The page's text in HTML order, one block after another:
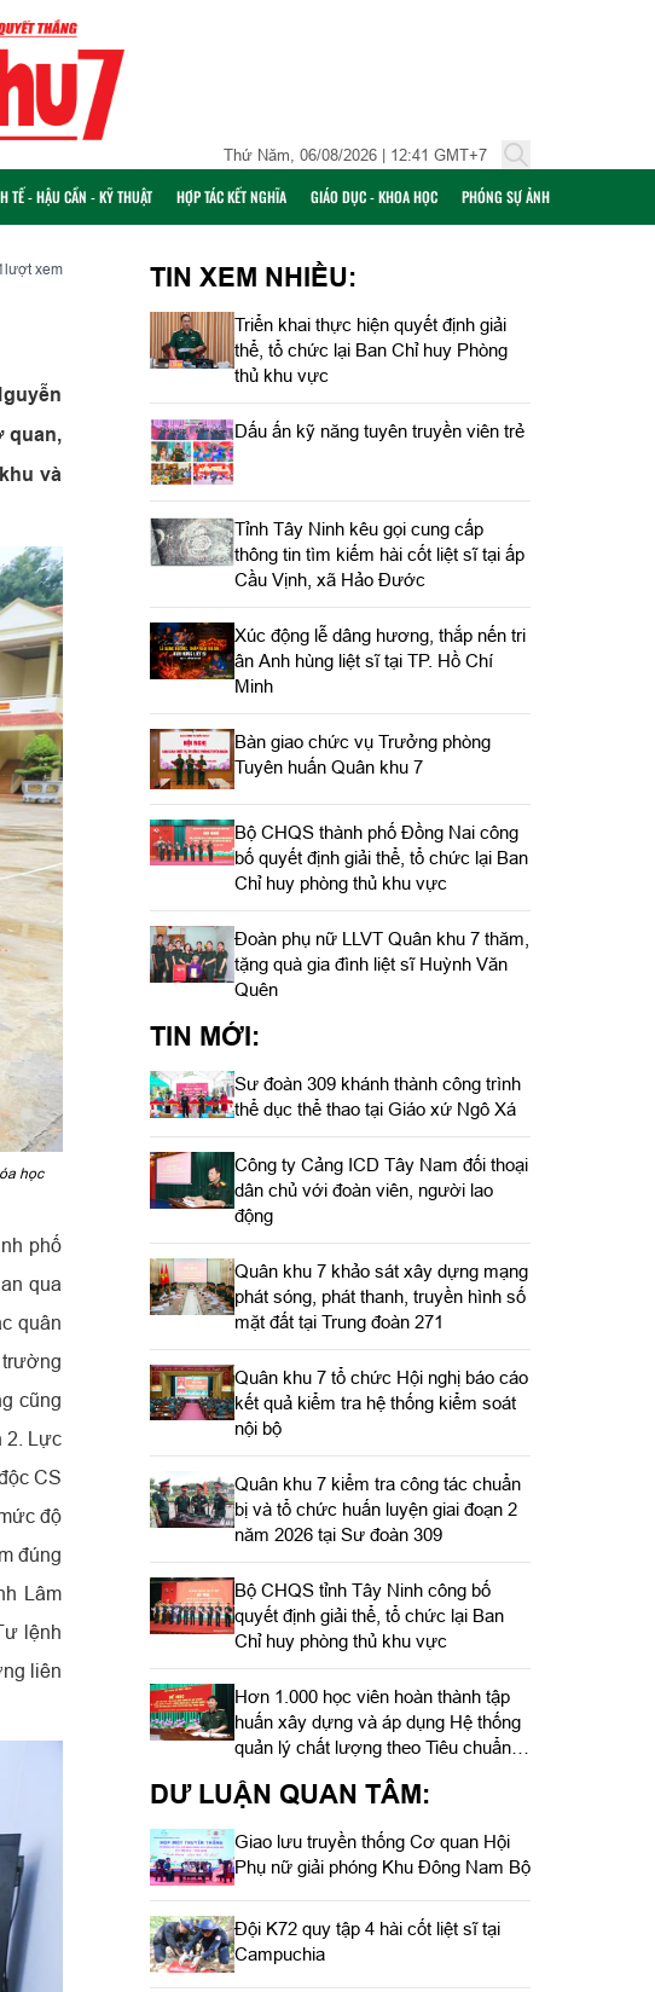
Thứ Năm, 06/08/2026 | 12:41 GMT+7
TẾ - HẬU CẦN - KỸ THUẬT HỢP TÁC KẾT NGHĨA GIÁO DỤC - KHOA HỌC PHÓNG SỰ ẢNH
lượt xem
quan,
và
học
phố
qua
quân
cũng
2. Lực
CS
độ
đúng
Lâm
lệnh
liên
TIN XEM NHIỀU:
Triển khai thực hiện quyết định giải
thể, tổ chức lại Ban Chỉ huy Phòng
thủ khu vực
Dấu ấn kỹ năng tuyên truyền viên trẻ
Tỉnh Tây Ninh kêu gọi cung cấp
thông tin tìm kiếm hài cốt liệt sĩ tại ấp
Cầu Vịnh, xã Hảo Đước
Xúc động lễ dâng hương, thắp nến tri
ân Anh hùng liệt sĩ tại TP. Hồ Chí
Minh
Bàn giao chức vụ Trưởng phòng
Tuyên huấn Quân khu 7
Bộ CHQS thành phố Đồng Nai công
bố quyết định giải thể, tổ chức lại Ban
Chỉ huy phòng thủ khu vực
Đoàn phụ nữ LLVT Quân khu 7 thăm,
tặng quà gia đình liệt sĩ Huỳnh Văn
Quên
TIN MỚI:
Sư đoàn 309 khánh thành công trình
thể dục thể thao tại Giáo xứ Ngô Xá
Công ty Cảng ICD Tây Nam đối thoại
dân chủ với đoàn viên, người lao
động
Quân khu 7 khảo sát xây dựng mạng
phát sóng, phát thanh, truyền hình số
mặt đất tại Trung đoàn 271
Quân khu 7 tổ chức Hội nghị báo cáo
kết quả kiểm tra hệ thống kiểm soát
nội bộ
Quân khu 7 kiểm tra công tác chuẩn
bị và tổ chức huấn luyện giai đoạn 2
năm 2026 tại Sư đoàn 309
Bộ CHQS tỉnh Tây Ninh công bố
quyết định giải thể, tổ chức lại Ban
Chỉ huy phòng thủ khu vực
Hơn 1.000 học viên hoàn thành tập
huấn xây dựng và áp dụng Hệ thống
quản lý chất lượng theo Tiêu chuẩn
DƯ LUẬN QUAN TÂM:
Giao lưu truyền thống Cơ quan Hội
Phụ nữ giải phóng Khu Đông Nam Bộ
Đội K72 quy tập 4 hài cốt liệt sĩ tại
Campuchia